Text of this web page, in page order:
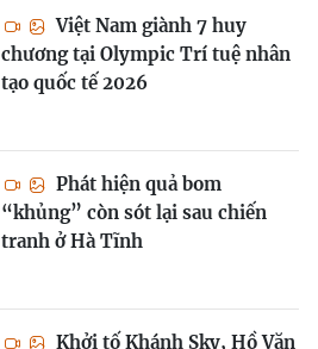
Việt Nam giành 7 huy
chương tại Olympic Trí tuệ nhân
tạo quốc tế 2026
Phát hiện quả bom
“khủng” còn sót lại sau chiến
tranh ở Hà Tĩnh
Khởi tố Khánh Sky, Hồ Văn